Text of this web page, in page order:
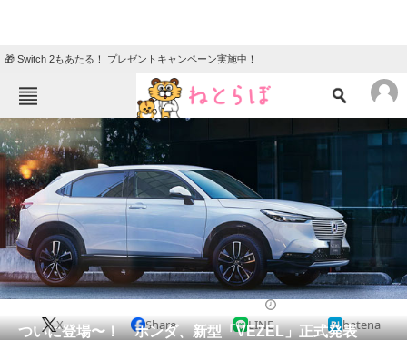
🎁 Switch 2もあたる！ プレゼントキャンペーン実施中！
ねとらぼメニュー
TOP
エンタメ クイズ
グルメ 地域
住まい 教育・育児
動物 リサーチ
会員記事
ついに登場〜！ ホンダ、新型「VEZEL」正式発表
X Share LINE hatena